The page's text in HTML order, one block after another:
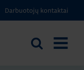
Darbuotojų kontaktai
Ieškoti